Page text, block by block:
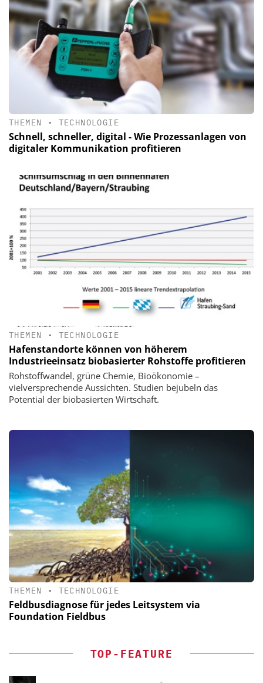
THEMEN • TECHNOLOGIE
Schnell, schneller, digital - Wie Prozessanlagen von
digitaler Kommunikation profitieren
THEMEN • TECHNOLOGIE
Hafenstandorte können von höherem
Industrieeinsatz biobasierter Rohstoffe profitieren
Rohstoffwandel, grüne Chemie, Bioökonomie –
vielversprechende Aussichten. Studien bejubeln das
Potential der biobasierten Wirtschaft.
THEMEN • TECHNOLOGIE
Feldbusdiagnose für jedes Leitsystem via
Foundation Fieldbus
TOP-FEATURE